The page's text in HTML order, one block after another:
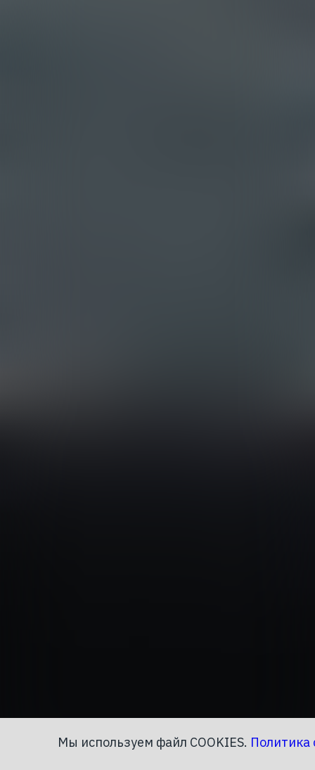
Мы используем файл COOKIES. Политика